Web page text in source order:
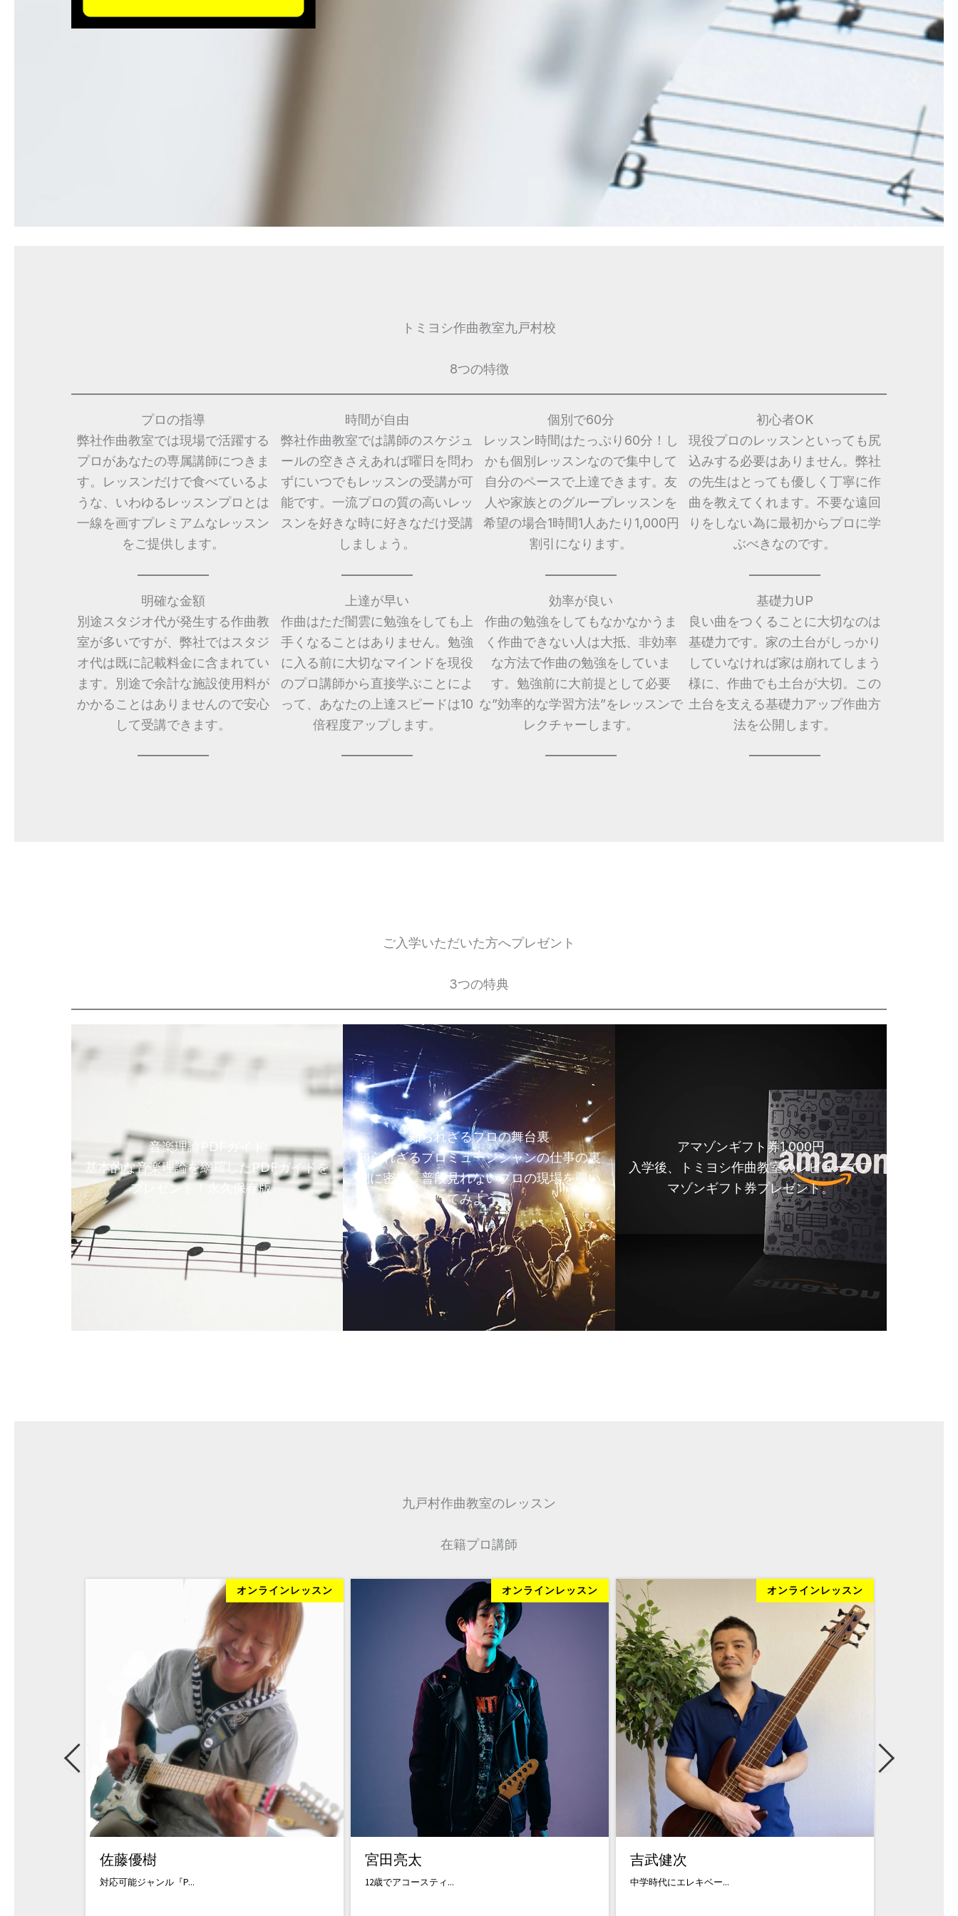
トミヨシ作曲教室九戸村校
8つの特徴
プロの指導
弊社作曲教室では現場で活躍する
プロがあなたの専属講師につきま
す。レッスンだけで食べているよ
うな、いわゆるレッスンプロとは
一線を画すプレミアムなレッスン
をご提供します。
時間が自由
弊社作曲教室では講師のスケジュ
ールの空きさえあれば曜日を問わ
ずにいつでもレッスンの受講が可
能です。一流プロの質の高いレッ
スンを好きな時に好きなだけ受講
しましょう。
個別で60分
レッスン時間はたっぷり60分！し
かも個別レッスンなので集中して
自分のペースで上達できます。友
人や家族とのグループレッスンを
希望の場合1時間1人あたり1,000円
割引になります。
初心者OK
現役プロのレッスンといっても尻
込みする必要はありません。弊社
の先生はとっても優しく丁寧に作
曲を教えてくれます。不要な遠回
りをしない為に最初からプロに学
ぶべきなのです。
明確な金額
別途スタジオ代が発生する作曲教
室が多いですが、弊社ではスタジ
オ代は既に記載料金に含まれてい
ます。別途で余計な施設使用料が
かかることはありませんので安心
して受講できます。
上達が早い
作曲はただ闇雲に勉強をしても上
手くなることはありません。勉強
に入る前に大切なマインドを現役
のプロ講師から直接学ぶことによ
って、あなたの上達スピードは10
倍程度アップします。
効率が良い
作曲の勉強をしてもなかなかうま
く作曲できない人は大抵、非効率
な方法で作曲の勉強をしていま
す。勉強前に大前提として必要
な”効率的な学習方法”をレッスンで
レクチャーします。
基礎力UP
良い曲をつくることに大切なのは
基礎力です。家の土台がしっかり
していなければ家は崩れてしまう
様に、作曲でも土台が大切。この
土台を支える基礎力アップ作曲方
法を公開します。
ご入学いただいた方へプレゼント
3つの特典
音楽理論PDFガイド
基本的な音楽理論を網羅したPDFガイドを
プレゼント！永久保存版。
知られざるプロの舞台裏
知られざるプロミュージシャンの仕事の裏
側に密着。普段見れないプロの現場を覗い
てみよう！
アマゾンギフト券1,000円
入学後、トミヨシ作曲教室のレビューでア
マゾンギフト券プレゼント。
九戸村作曲教室のレッスン
在籍プロ講師
オンラインレッスン
佐藤優樹
対応可能ジャンル『P...
オンラインレッスン
宮田亮太
12歳でアコースティ...
オンラインレッスン
吉武健次
中学時代にエレキベー...